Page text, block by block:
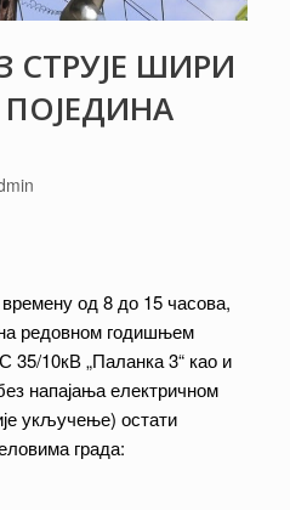
СТРУЈЕ ШИРИ
од 8 до 15 часова,
редовном годишњем
35/10кВ „Паланка 3“ као и
напајања електричном
укључење) остати
града: